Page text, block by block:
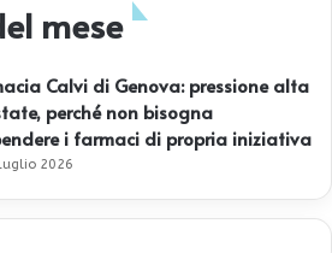
mese
Calvi di Genova: pressione alta
perché non bisogna
i farmaci di propria iniziativa
2026